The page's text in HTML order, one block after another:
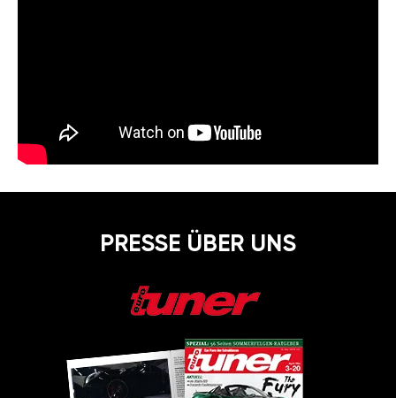
PRESSE ÜBER UNS